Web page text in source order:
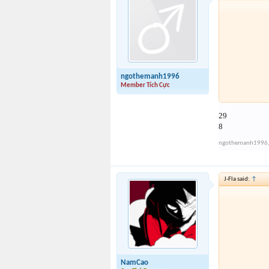
ngothemanh1996
Member Tích Cực
Mọi
quote
29
8
ngothemanh1996,
NamCao
J-Fla said: ↑